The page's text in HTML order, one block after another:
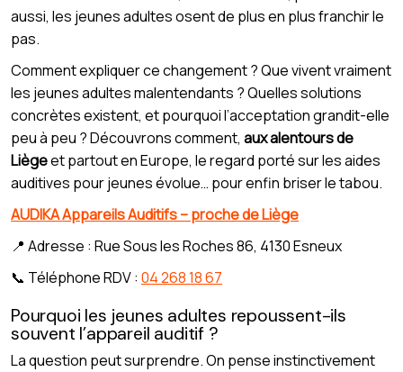
aussi, les jeunes adultes osent de plus en plus franchir le
pas.
Comment expliquer ce changement ? Que vivent vraiment
les jeunes adultes malentendants ? Quelles solutions
concrètes existent, et pourquoi l’acceptation grandit-elle
peu à peu ? Découvrons comment, aux alentours de
Liègeet partout en Europe, le regard porté sur les aides
auditives pour jeunes évolue… pour enfin briser le tabou.
AUDIKA Appareils Auditifs – proche de Liège
📍 Adresse : Rue Sous les Roches 86, 4130 Esneux
📞 Téléphone RDV : 04 268 18 67
Pourquoi les jeunes adultes repoussent-ils
souvent l’appareil auditif ?
La question peut surprendre. On pense instinctivement